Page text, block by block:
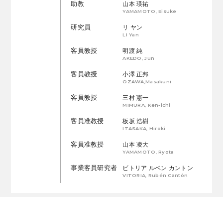
助教 山本 瑛祐
YAMAMOTO, Eisuke
研究員 リ ヤン
LI Yan
客員教授 明渡 純
AKEDO, Jun
客員教授 小澤 正邦
OZAWA,Masakuni
客員教授 三村 憲一
MIMURA, Ken-ichi
客員准教授 板坂 浩樹
ITASAKA, Hiroki
客員准教授 山本 凌大
YAMAMOTO, Ryota
事業客員研究者 ビトリア ルベン カントン
VITORIA, Rubén Cantón